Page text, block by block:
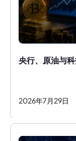
央行、原油与
2026年7 月 29日